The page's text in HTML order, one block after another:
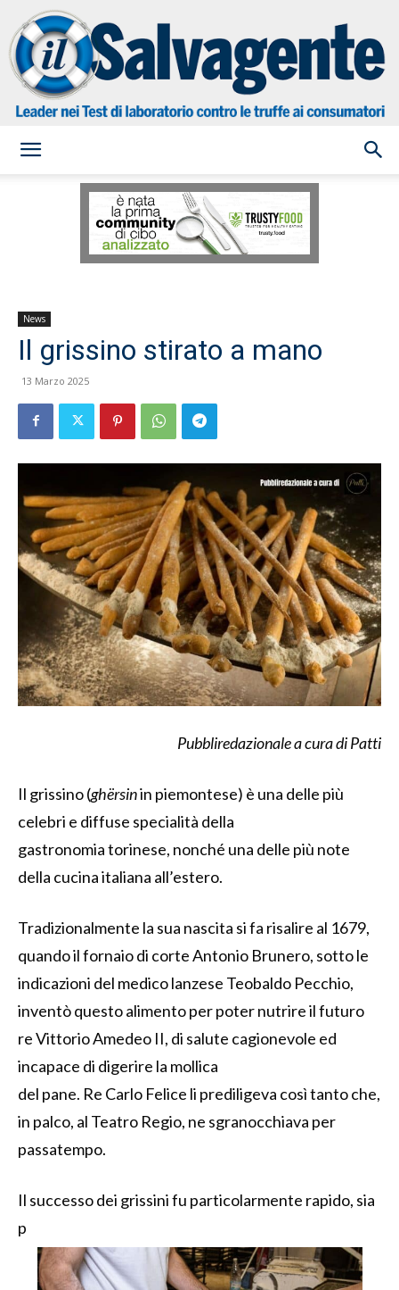
Salvagente
News
Il grissino stirato a mano
13 Marzo 2025
Pubbliredazionale a cura di Patti
Il grissino (ghërsinin piemontese) è una delle più
celebri e diffuse specialità della
gastronomia torinese, nonché una delle più note
della cucina italiana all’estero.
Tradizionalmente la sua nascita si fa risalire al 1679,
quando il fornaio di corte Antonio Brunero, sotto le
indicazioni del medico lanzese Teobaldo Pecchio,
inventò questo alimento per poter nutrire il futuro
re VittorioAmedeo II, di salute cagionevole ed
incapace di digerire la mollica
del pane. Re Carlo Felice li prediligeva così tanto che,
in palco, al Teatro Regio, ne sgranocchiava per
passatempo.
Il successo dei grissini fu particolarmente rapido, sia
p